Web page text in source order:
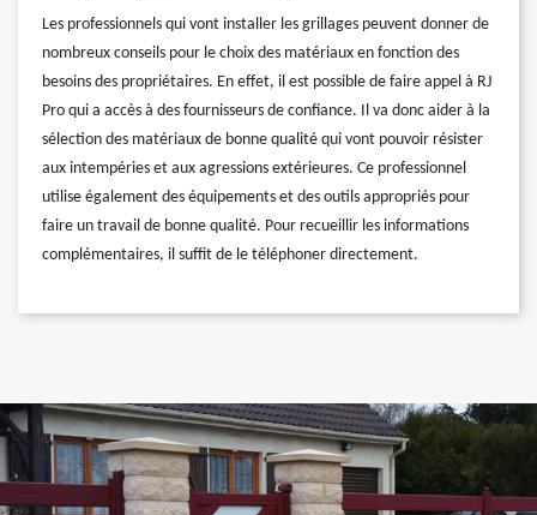
Les professionnels qui vont installer les grillages peuvent donner de
nombreux conseils pour le choix des matériaux en fonction des
besoins des propriétaires. En effet, il est possible de faire appel à RJ
Pro qui a accès à des fournisseurs de confiance. Il va donc aider à la
sélection des matériaux de bonne qualité qui vont pouvoir résister
aux intempéries et aux agressions extérieures. Ce professionnel
utilise également des équipements et des outils appropriés pour
faire un travail de bonne qualité. Pour recueillir les informations
complémentaires, il suffit de le téléphoner directement.